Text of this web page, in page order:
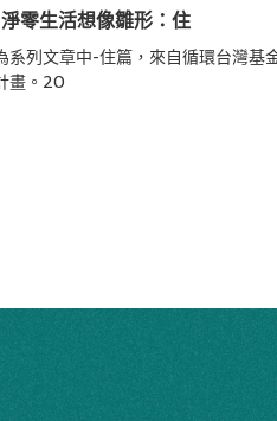
零生活想像雛形：住
系列文章中-住篇，來自循環台灣基
畫。20